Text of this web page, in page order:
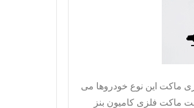
ماکت این نوع خودروها می
ماکت فلزی کامیون بنز